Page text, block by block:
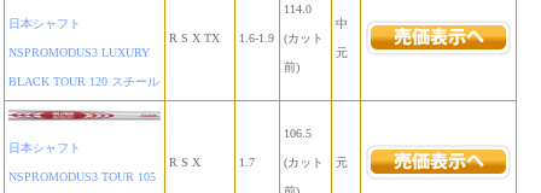
日本シャフト
NSPROMODUS3 LUXURY
BLACK TOUR 120 スチール
R S X TX 1.6-1.9
114.0
(カット
前)
中
元
日本シャフト
NSPROMODUS3 TOUR 105
R S X 1.7
106.5
(カット 元